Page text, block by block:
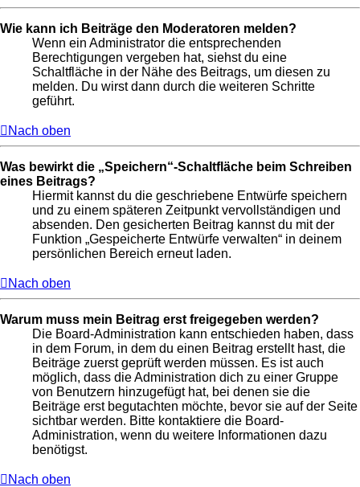
Wie kann ich Beiträge den Moderatoren melden?
Wenn ein Administrator die entsprechenden
Berechtigungen vergeben hat, siehst du eine
Schaltfläche in der Nähe des Beitrags, um diesen zu
melden. Du wirst dann durch die weiteren Schritte
geführt.
Nach oben
Was bewirkt die „Speichern“-Schaltfläche beim Schreiben
eines Beitrags?
Hiermit kannst du die geschriebene Entwürfe speichern
und zu einem späteren Zeitpunkt vervollständigen und
absenden. Den gesicherten Beitrag kannst du mit der
Funktion „Gespeicherte Entwürfe verwalten“ in deinem
persönlichen Bereich erneut laden.
Nach oben
Warum muss mein Beitrag erst freigegeben werden?
Die Board-Administration kann entschieden haben, dass
in dem Forum, in dem du einen Beitrag erstellt hast, die
Beiträge zuerst geprüft werden müssen. Es ist auch
möglich, dass die Administration dich zu einer Gruppe
von Benutzern hinzugefügt hat, bei denen sie die
Beiträge erst begutachten möchte, bevor sie auf der Seite
sichtbar werden. Bitte kontaktiere die Board-
Administration, wenn du weitere Informationen dazu
benötigst.
Nach oben